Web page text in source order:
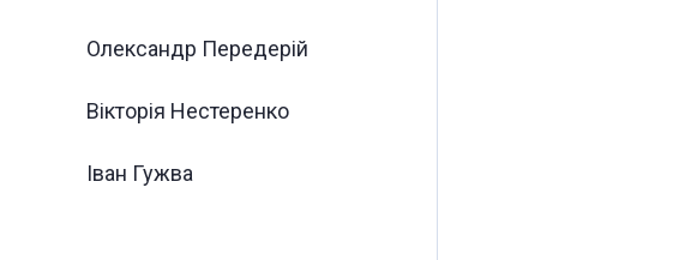
Олександр Передерій
Вікторія Нестеренко
Іван Гужва